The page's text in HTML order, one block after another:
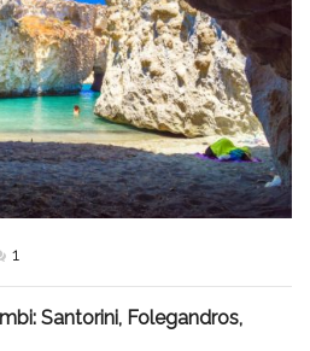
1
Santorini, Folegandros,